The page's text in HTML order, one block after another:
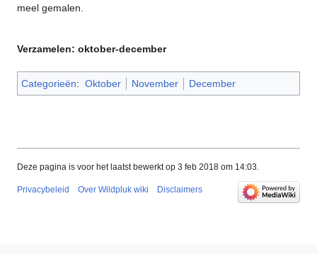
meel gemalen.
Verzamelen: oktober-december
Categorieën: Oktober November December
Deze pagina is voor het laatst bewerkt op 3 feb 2018 om 14:03.
Privacybeleid Over Wildpluk wiki Disclaimers